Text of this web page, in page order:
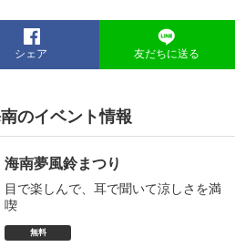
シェア 友だちに送る
のイベント情報
海南夢風鈴まつり
目で楽しんで、耳で聞いて涼しさを満
喫
無料